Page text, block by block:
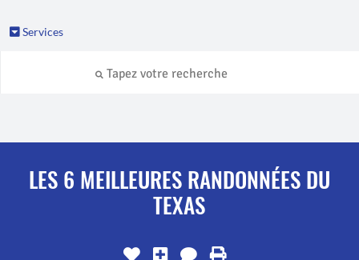
Services
LES 6 MEILLEURES RANDONNÉES DU
TEXAS